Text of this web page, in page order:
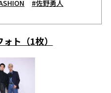
#佐野勇人
ト（1枚）